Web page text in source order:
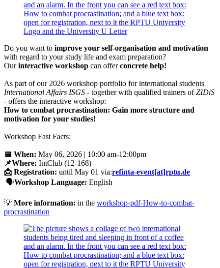
Do you want to improve your self-organisation and motivation
with regard to your study life and exam preparation?
Ourinteractive workshop can offerconcrete help!
As part of our 2026 workshop portfolio for international students
International Affairs ISGS - together with qualified trainers ofZIDiS
- offers the interactive workshop:
How to combat procrastination: Gain more structure and
motivation for your studies!
Workshop Fast Facts:
📅 When: May 06, 2026 | 10:00 am-12:00pm
📌Where: IntClub (12-168)
📩 Registration: until May 01 via:refinta-event[at]rptu.de
🗣️Workshop Language: English
💡 More information: in the workshop-pdf-How-to-combat-
procrastination